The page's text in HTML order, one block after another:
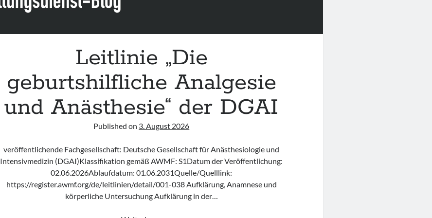
Leitlinie „Die
geburtshilfliche Analgesie
und Anästhesie“ der DGAI
Published on 3. August 2026
veröffentlichende Fachgesellschaft: Deutsche Gesellschaft für Anästhesiologie und
Intensivmedizin (DGAI)Klassifikation gemäß AWMF: S1Datum der Veröffentlichung:
02.06.2026Ablaufdatum: 01.06.2031Quelle/Quelllink:
https://register.awmf.org/de/leitlinien/detail/001-038 Aufklärung, Anamnese und
körperliche Untersuchung Aufklärung in der…